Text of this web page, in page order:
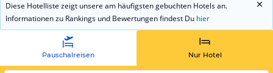
Diese Hotelliste zeigt unsere am häufigsten gebuchten Hotels an.
Informationen zu Rankings und Bewertungen findest Du hier
Pauschalreisen Nur Hotel